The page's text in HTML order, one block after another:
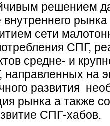
решением
внутреннего
сети
СПГ,
средне- и
направленных на
развития
рынка а также
СПГ-хабов.